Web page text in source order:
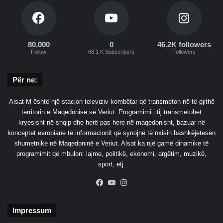
80,000
Follow
0
68.1 K Subscribers
46.2K followers
Followers
Për ne:
Alsat-M është një stacion televiziv kombëtar që transmeton në të gjithë
territorin e Maqedonisë së Veriut. Programimi i tij transmetohet
kryesisht në shqip dhe herë pas here në maqedonisht, bazuar në
konceptet evropiane të informacionit që synojnë të nxisin bashkëjetesën
shumetnike në Maqedoninë e Veriut. Alsat ka një gamë dinamike të
programimit që mbulon: lajme, politikë, ekonomi, argëtim, muzikë,
sport, etj.
Facebook
YouTube
Impressum